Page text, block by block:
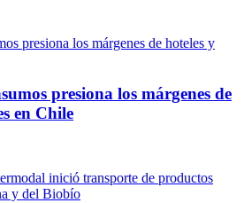
presiona los márgenes de
en Chile